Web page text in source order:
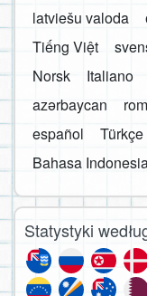
latviešu valoda
Tiếng Việt
Norsk
Italiano
azərbaycan
español
Türkçe
Bahasa
Statystyki